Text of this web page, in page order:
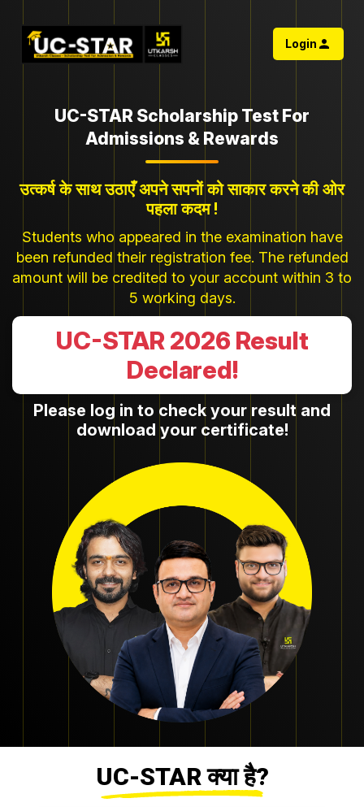
Login
UC-STAR Scholarship Test For
Admissions & Rewards
उत्कर्ष के साथ उठाएँ अपने सपनों को साकार करने की ओर
पहला कदम !
Students who appeared in the examination have
been refunded their registration fee. The refunded
amount will be credited to your account within 3 to
5 working days.
UC-STAR 2026 Result
Declared!
Please log in to check your result and
download your certificate!
UC-STAR क्या है?